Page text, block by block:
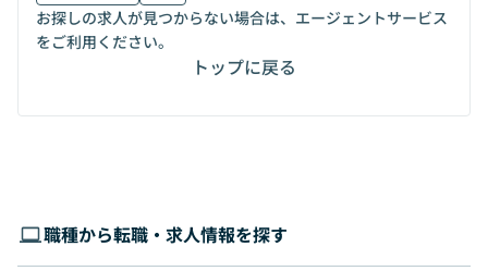
お探しの求人が見つからない場合は、エージェントサービス
をご利用ください。
トップに戻る
職種から転職・求人情報を探す